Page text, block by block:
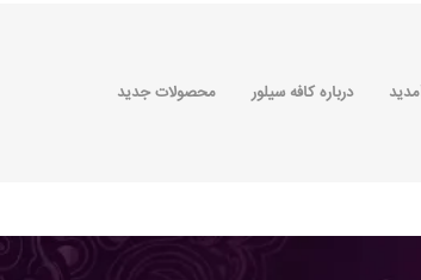
درباره کافه سیلور محصولات جدید